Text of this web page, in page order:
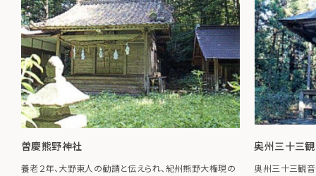
曽慶熊野神社
養老２年、大野東人の勧請と伝えられ、紀州熊野大権現の
奥州三十三
奥州三十三観